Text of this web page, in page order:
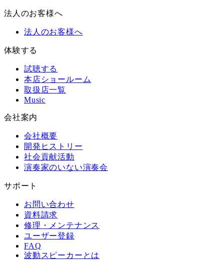
法人のお客様へ
法人のお客様へ
体験する
試聴する
本店ショールーム
取扱店一覧
Music
会社案内
会社概要
開発ヒストリー
社会貢献活動
演奏家のいない演奏会
サポート
お問い合わせ
資料請求
修理・メンテナンス
ユーザー登録
FAQ
波動スピーカーとは